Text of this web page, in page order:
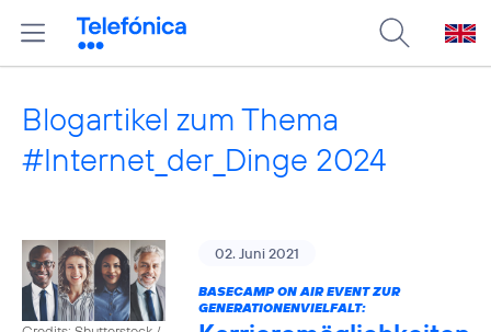
Blogartikel zum Thema
#Internet_der_Dinge 2024
02. Juni 2021
BASECAMP ON AIR EVENT ZUR
GENERATIONENVIELFALT: